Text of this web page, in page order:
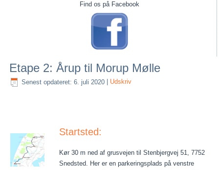
Find os på Facebook
Etape 2: Årup til Morup Mølle
Senest opdateret: 6. juli 2020 Udskriv
Startsted:
Kør 30 m ned af grusvejen til Stenbjergvej 51, 7752
Snedsted. Her er en parkeringsplads på venstre